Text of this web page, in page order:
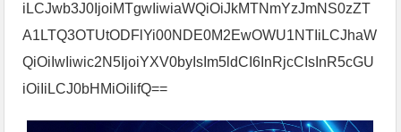
iLCJwb3J0IjoiMTgwIiwiaWQiOiJkMTNmYzJmNS0zZT
A1LTQ3OTUtODFlYi00NDE0M2EwOWU1NTIiLCJhaW
QiOiIwIiwic2N5IjoiYXV0byIsIm5ldCI6InRjcCIsInR5cGU
iOiIiLCJ0bHMiOiIifQ==